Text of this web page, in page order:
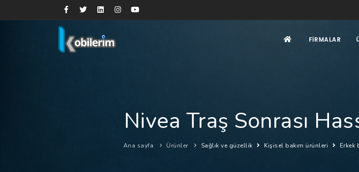
FIRMALAR
Nivea Traş Sonrası
Ana sayfa Ürünler Sağlık ve güzellik Kişisel bakım ürünleri Erkek